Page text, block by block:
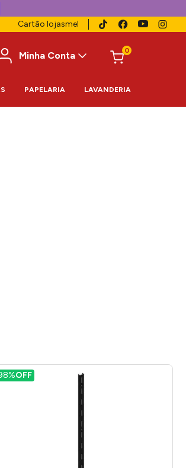
Cartão lojasmel
Minha Conta 0
PAPELARIA LAVANDERIA
OFF